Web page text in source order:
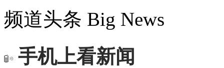
频道头条 Big News
手机上看新闻